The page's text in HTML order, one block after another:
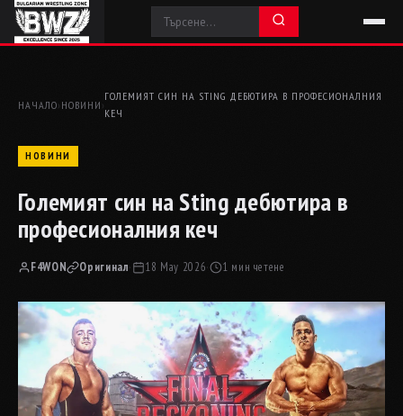
НАЧАЛО› НОВИНИ ›
ГОЛЕМИЯТ СИН НА STING ДЕБЮТИРА В ПРОФЕСИОНАЛНИЯ
КЕЧ
НОВИНИ
Големият син на Sting дебютира в
професионалния кеч
F4WON Оригинал· 18 May 2026· 1 мин четене